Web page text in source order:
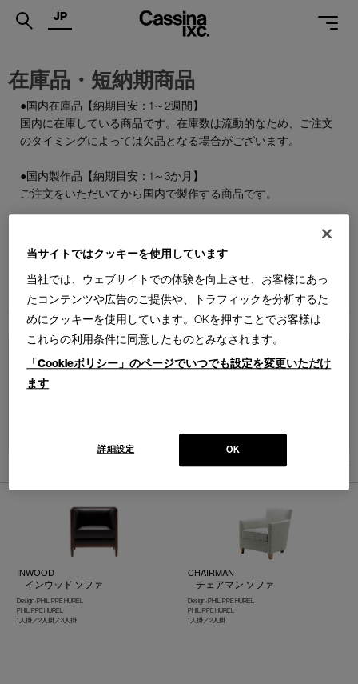
.
SERVICES
MAGAZINE
SHOPS
CATALOGUES
PROFESSIONAL
ONLINE STORE お問合せ
JP
在庫品・短納期商品
●国内在庫品【納期目安：1～2週間】
国内に在庫している商品です。在庫数は流動的なため、ご注文
のタイミングによっては欠品となる場合がございます。
●国内製作品【納期目安：1～3か月】
ご注文をいただいてから国内で製作する商品です。
通常はお届けまで約6か月を要する輸入商品の一部を、期間限
定で国内在庫としてご用意しております。数量限定のため、な
くなり次第終了となります。
件あります
INWOOD
インウッド ソファ
Design : PHILIPPE HUREL
PHILIPPE HUREL
1人掛／2人掛／3人掛
CHAIRMAN
チェアマン ソファ
Design : PHILIPPE HUREL
PHILIPPE HUREL
1人掛／2人掛
当サイトではクッキーを使用しています
当社では、ウェブサイトでの体験を向上させ、お客様にあっ
たコンテンツや広告のご提供や、トラフィックを分析するた
めにクッキーを使用しています。OKを押すことでお客様は
これらの利用条件に同意したものとみなされます。
「Cookieポリシー」のページでいつでも設定を変更いただけ
ます
OK
詳細設定